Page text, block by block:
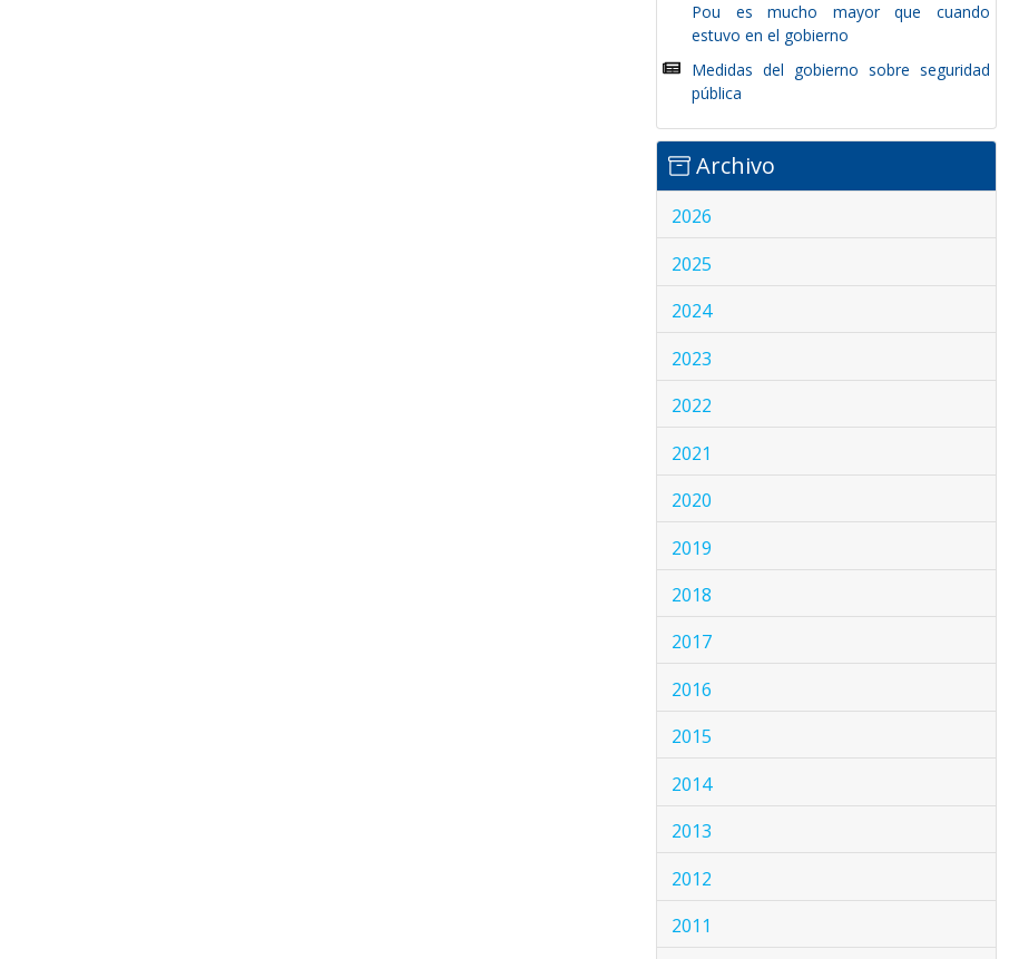
Pou es mucho mayor que cuando
estuvo en el gobierno
Medidas del gobierno sobre seguridad
pública
Archivo
2026
2025
2024
2023
2022
2021
2020
2019
2018
2017
2016
2015
2014
2013
2012
2011